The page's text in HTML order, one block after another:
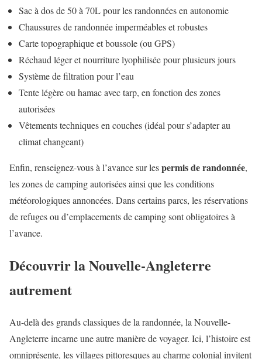
Sac à dos de 50 à 70L pour les randonnées en autonomie
Chaussures de randonnée imperméables et robustes
Carte topographique et boussole (ou GPS)
Réchaud léger et nourriture lyophilisée pour plusieurs jours
Système de filtration pour l’eau
Tente légère ou hamac avec tarp, en fonction des zones
autorisées
Vêtements techniques en couches (idéal pour s’adapter au
climat changeant)
Enfin, renseignez-vous à l’avance sur lespermis de randonnée,
les zones de camping autorisées ainsi que les conditions
météorologiques annoncées. Dans certains parcs, les réservations
de refuges ou d’emplacements de camping sont obligatoires à
l’avance.
Découvrir la Nouvelle-Angleterre
autrement
Au-delà des grands classiques de la randonnée, la Nouvelle-
Angleterre incarne une autre manière de voyager. Ici, l’histoire est
omniprésente, les villages pittoresques au charme colonial invitent